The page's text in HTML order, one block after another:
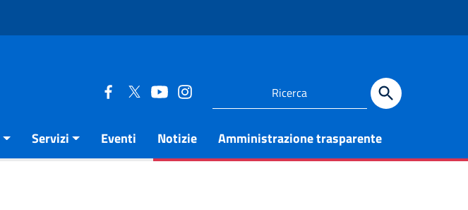
Servizi Eventi Notizie Amministrazione trasparente